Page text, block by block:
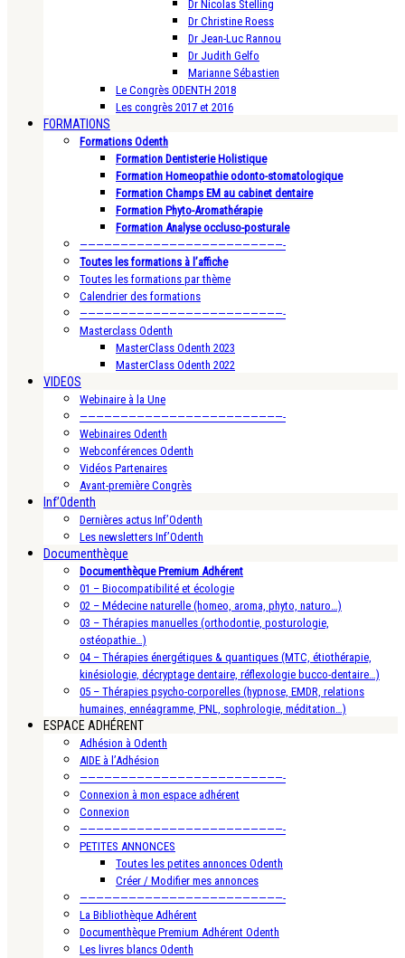
Dr Nicolas Stelling
Dr Christine Roess
Dr Jean-Luc Rannou
Dr Judith Gelfo
Marianne Sébastien
Le Congrès ODENTH 2018
Les congrès 2017 et 2016
FORMATIONS
Formations Odenth
Formation Dentisterie Holistique
Formation Homeopathie odonto-stomatologique
Formation Champs EM au cabinet dentaire
Formation Phyto-Aromathérapie
Formation Analyse occluso-posturale
—————————————————————————-
Toutes les formations à l’affiche
Toutes les formations par thème
Calendrier des formations
—————————————————————————-
Masterclass Odenth
MasterClass Odenth 2023
MasterClass Odenth 2022
VIDEOS
Webinaire à la Une
—————————————————————————-
Webinaires Odenth
Webconférences Odenth
Vidéos Partenaires
Avant-première Congrès
Inf’Odenth
Dernières actus Inf’Odenth
Les newsletters Inf’Odenth
Documenthèque
Documenthèque Premium Adhérent
01 – Biocompatibilité et écologie
02 – Médecine naturelle (homeo, aroma, phyto, naturo…)
03 – Thérapies manuelles (orthodontie, posturologie,
ostéopathie…)
04 – Thérapies énergétiques & quantiques (MTC, étiothérapie,
kinésiologie, décryptage dentaire, réflexologie bucco-dentaire…)
05 – Thérapies psycho-corporelles (hypnose, EMDR, relations
humaines, ennéagramme, PNL, sophrologie, méditation…)
ESPACE ADHÉRENT
Adhésion à Odenth
AIDE à l’Adhésion
—————————————————————————-
Connexion à mon espace adhérent
Connexion
—————————————————————————-
PETITES ANNONCES
Toutes les petites annonces Odenth
Créer / Modifier mes annonces
—————————————————————————-
La Bibliothèque Adhérent
Documenthèque Premium Adhérent Odenth
Les livres blancs Odenth